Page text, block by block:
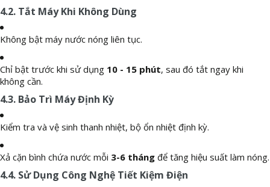
4.2. Tắt Máy Khi Không Dùng
Không bật máy nước nóng liên tục.
Chỉ bật trước khi sử dụng 10 - 15 phút, sau đó tắt ngay khi
không cần.
4.3. Bảo Trì Máy Định Kỳ
Kiểm tra và vệ sinh thanh nhiệt, bộ ổn nhiệt định kỳ.
Xả cặn bình chứa nước mỗi 3-6 tháng để tăng hiệu suất làm nóng.
4.4. Sử Dụng Công Nghệ Tiết Kiệm Điện